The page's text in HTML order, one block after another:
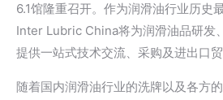
6.1馆隆重召开。作为润滑油行业历史
Inter Lubric China将为润滑油品研发
提供一站式技术交流、采购及进出口贸
随着国内润滑油行业的洗牌以及各方